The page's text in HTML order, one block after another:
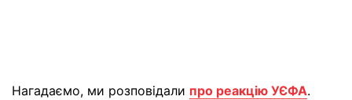
Нагадаємо, ми розповідали про реакцію УЄФА.